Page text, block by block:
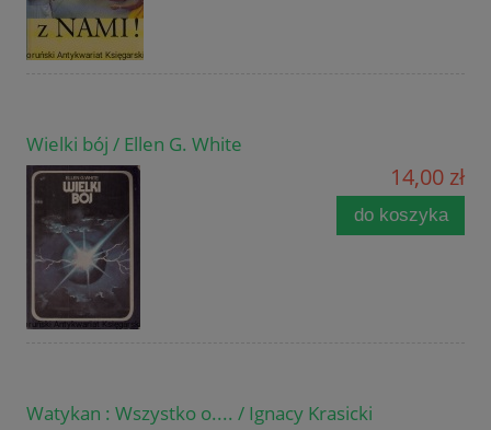
Wielki bój / Ellen G. White
14,00 zł
do koszyka
Watykan : Wszystko o.... / Ignacy Krasicki